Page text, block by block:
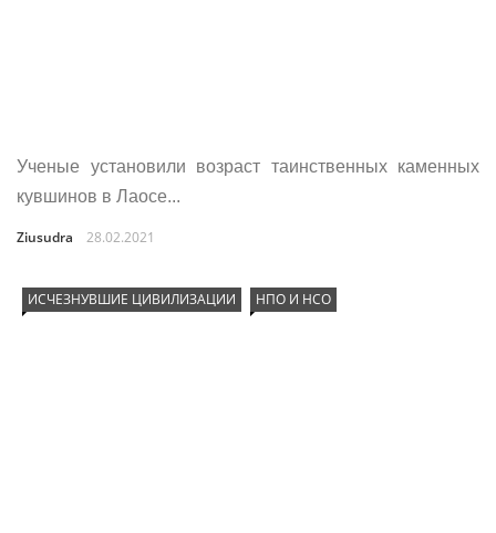
Ученые установили возраст таинственных каменных
кувшинов в Лаосе...
Ziusudra 28.02.2021
ИСЧЕЗНУВШИЕ ЦИВИЛИЗАЦИИ НПО И НСО